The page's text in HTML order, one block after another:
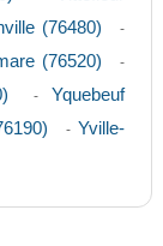
(76480) -
(76520) -
- Yquebeuf
- Yville-